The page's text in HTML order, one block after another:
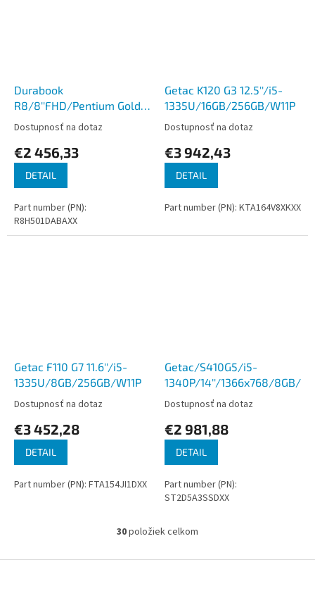
Durabook
R8/8''FHD/Pentium Gold
8500/8GB/128GB/WIN
Dostupnosť na dotaz
€2 456,33
DETAIL
Part number (PN):
R8H501DABAXX
Getac K120 G3 12.5''/i5-
1335U/16GB/256GB/W11P
Dostupnosť na dotaz
€3 942,43
DETAIL
Part number (PN): KTA164V8XKXX
Getac F110 G7 11.6''/i5-
1335U/8GB/256GB/W11P
Dostupnosť na dotaz
€3 452,28
DETAIL
Part number (PN): FTA154JI1DXX
Getac/S410G5/i5-
1340P/14''/1366x768/8GB/
Dostupnosť na dotaz
€2 981,88
DETAIL
Part number (PN):
ST2D5A3SSDXX
O
l
30položiek celkom